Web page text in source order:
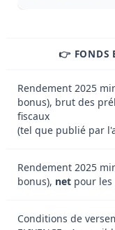
👉 FONDS
Rendement 2025
bonus), brut des
fiscaux
(tel que publié par
Rendement 2025
bonus), net pour
Conditions de